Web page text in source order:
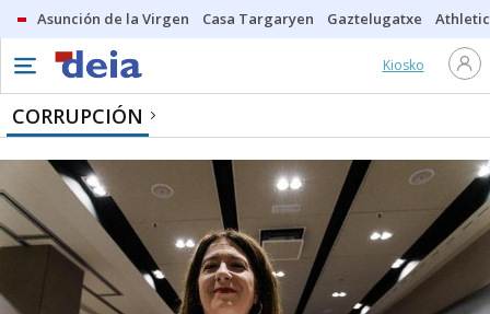
Asunción de la Virgen Casa Targaryen Gaztelugatxe Athletic
Kiosko
CORRUPCIÓN